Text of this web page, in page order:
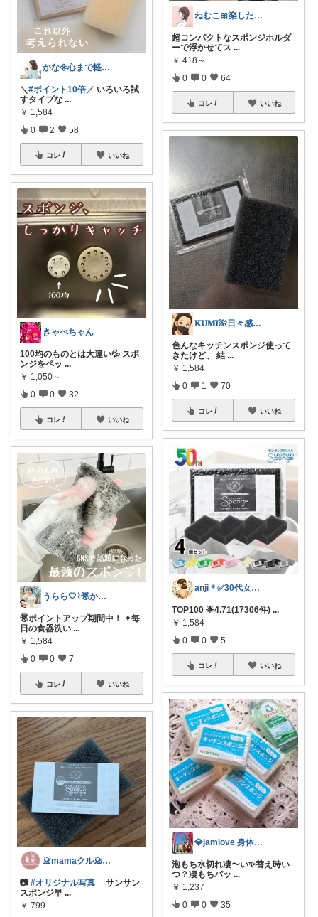
かな𖧷心まで軽くなる暮らしの記録🌿
＼#ポイント10倍／ いろいろ試
すタイプな ...
￥ 1,584
0 2 58
コレ いいね
きゃべちゃん
100均のものとは大違い💦 スポ
ンジをペッ ...
￥ 1,050～
0 0 32
コレ いいね
うらら🤍⌇🉐かわいい暮らし
🉐ポイントアップ期間中！ ✦毎
日の食器洗い ...
￥ 1,584
0 0 7
コレ いいね
𓃠mamaクル𓃠Thanks🏡
📷 #オリジナル写真 サンサン
スポンジ早 ...
￥ 799
ねむこ🎀楽したいママの購入品ほぼオリ写
超コンパクトなスポンジホルダ
ーで浮かせてス ...
￥ 418～
0 0 64
コレ いいね
𝐊𝐔𝐌𝐈🌺日々感謝💕
色んなキッチンスポンジ使って
きたけど、 結 ...
￥ 1,584
0 1 70
コレ いいね
anji＊✅30代女性売上ランキング🏆
TOP100 🌟4.71(17306件) ...
￥ 1,584
0 0 5
コレ いいね
💎jamlove 身体に優しく
泡もち水切れ凄〜い✨替え時い
つ？凄もちパッ ...
￥ 1,237
0 0 35